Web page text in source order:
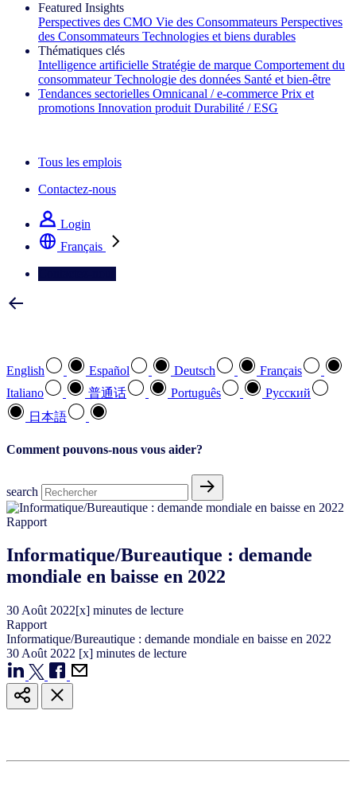
Featured Insights
Perspectives des CMO Vie des Consommateurs Perspectives
des Consommateurs Technologies et biens durables
Thématiques clés
Intelligence artificielle Stratégie de marque Comportement du
consommateur Technologie des données Santé et bien‑être
Tendances sectorielles Omnicanal / e‑commerce Prix et
promotions Innovation produit Durabilité / ESG
Tous les emplois
Contactez-nous
Login
Français
English Español Deutsch
Français
Italiano
普通话 Português
Pусский
日本語
Comment pouvons-nous vous aider?
search
Rapport
Informatique/Bureautique : demande
mondiale en baisse en 2022
30 Août 2022[x] minutes de lecture
Rapport
Informatique/Bureautique : demande mondiale en baisse en 2022
30 Août 2022 [x] minutes de lecture